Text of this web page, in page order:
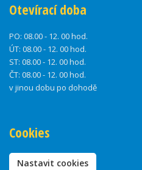
Otevírací doba
PO: 08.00 - 12. 00 hod.
ÚT: 08.00 - 12. 00 hod.
ST: 08.00 - 12. 00 hod.
ČT: 08.00 - 12. 00 hod.
v jinou dobu po dohodě
Cookies
Nastavit cookies